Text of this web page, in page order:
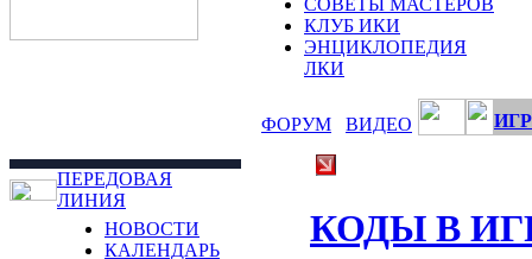
СОВЕТЫ МАСТЕРОВ
КЛУБ ИКИ
ЭНЦИКЛОПЕДИЯ
ЛКИ
ФОРУМ ВИДЕО
ПЕРЕДОВАЯ
ЛИНИЯ
НОВОСТИ
КАЛЕНДАРЬ
КОДЫ В